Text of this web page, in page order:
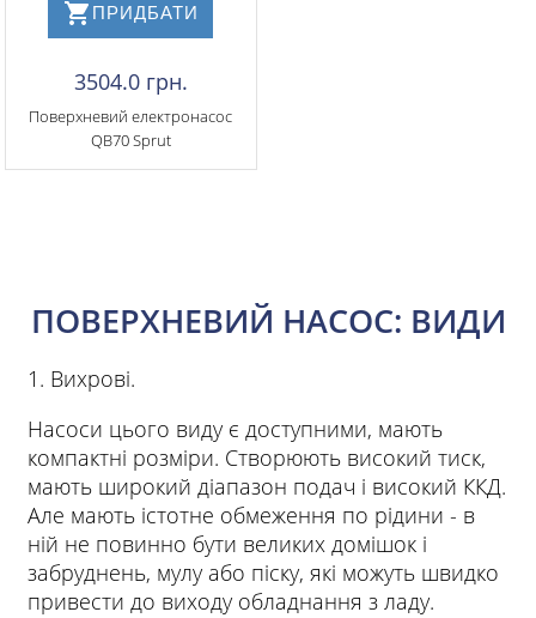
ПРИДБАТИ
3504.0 грн.
Поверхневий електронасос
QB70 Sprut
ПОВЕРХНЕВИЙ НАСОС: ВИДИ
1. Вихрові.
Насоси цього виду є доступними, мають
компактні розміри. Створюють високий тиск,
мають широкий діапазон подач і високий ККД.
Але мають істотне обмеження по рідини - в
ній не повинно бути великих домішок і
забруднень, мулу або піску, які можуть швидко
привести до виходу обладнання з ладу.